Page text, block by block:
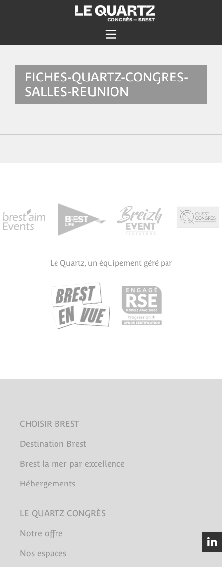
FICHES-QUARTZ-CONGRES-
SALLES-REUNION
Le Quartz, un équipement géré par
CHOISIR BREST
Destination Brest
Brest la mer par excellence
Hébergements
LE QUARTZ CONGRÈS
Notre offre
Nos espaces